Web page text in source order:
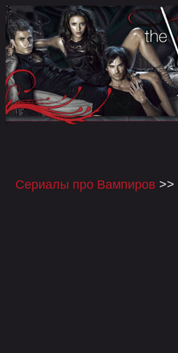
Сериалы про Вампиров >>